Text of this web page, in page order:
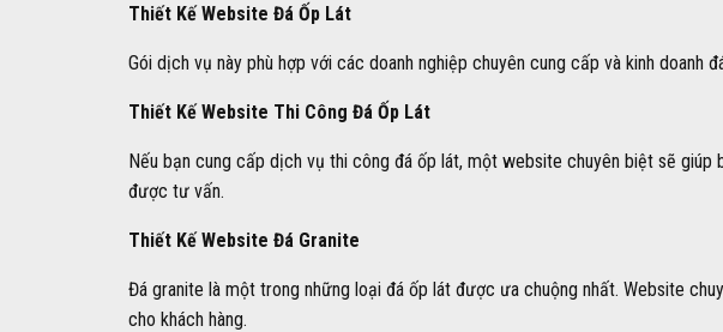
Thiết Kế Website Đá Ốp Lát
Gói dịch vụ này phù hợp với các doanh nghiệp chuyên cung cấp và kinh
Thiết Kế Website Thi Công Đá Ốp Lát
Nếu bạn cung cấp dịch vụ thi công đá ốp lát, một website chuyên biệt sẽ
được tư vấn.
Thiết Kế Website Đá Granite
Đá granite là một trong những loại đá ốp lát được ưa chuộng nhất. Website
cho khách hàng.